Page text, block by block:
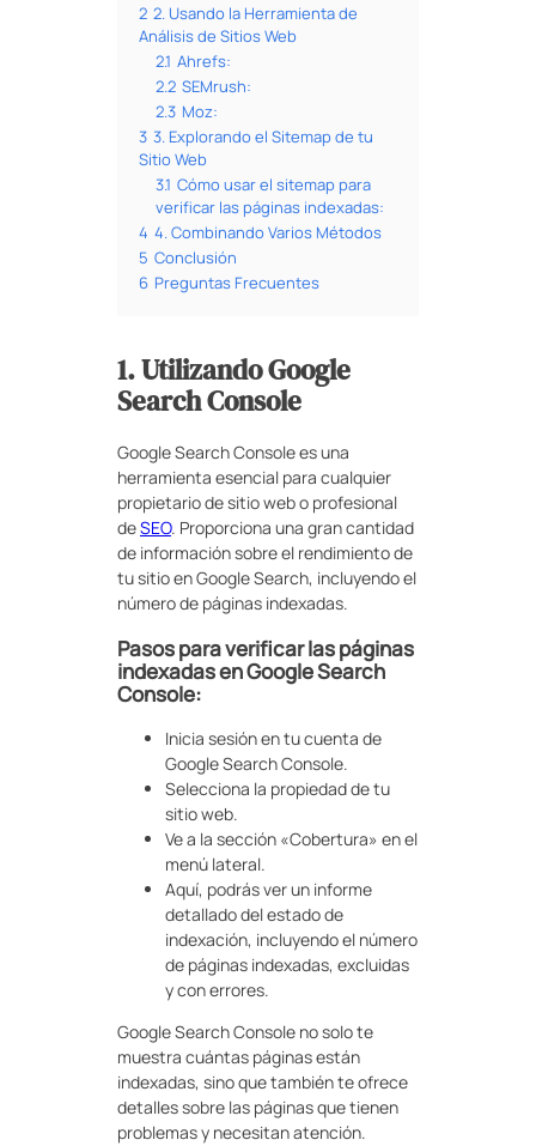
2 2. Usando la Herramienta de
Análisis de Sitios Web
2.1 Ahrefs:
2.2 SEMrush:
2.3 Moz:
3 3. Explorando el Sitemap de tu
Sitio Web
3.1 Cómo usar el sitemap para
verificar las páginas indexadas:
4 4. Combinando Varios Métodos
5 Conclusión
6 Preguntas Frecuentes
1. Utilizando Google
Search Console
Google Search Console es una
herramienta esencial para cualquier
propietario de sitio web o profesional
deSEO. Proporciona una gran cantidad
de información sobre el rendimiento de
tu sitio en Google Search, incluyendo el
número de páginas indexadas.
Pasos para verificar las páginas
indexadas en Google Search
Console:
Inicia sesión en tu cuenta de
Google Search Console.
Selecciona la propiedad de tu
sitio web.
Ve a la sección «Cobertura» en el
menú lateral.
Aquí, podrás ver un informe
detallado del estado de
indexación, incluyendo el número
de páginas indexadas, excluidas
y con errores.
Google Search Console no solo te
muestra cuántas páginas están
indexadas, sino que también te ofrece
detalles sobre las páginas que tienen
problemas y necesitan atención.